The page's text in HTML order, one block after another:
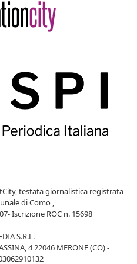
testata giornalistica registrata
di Como ,
Iscrizione ROC n. 15698
S.R.L.
4 22046 MERONE (CO) -